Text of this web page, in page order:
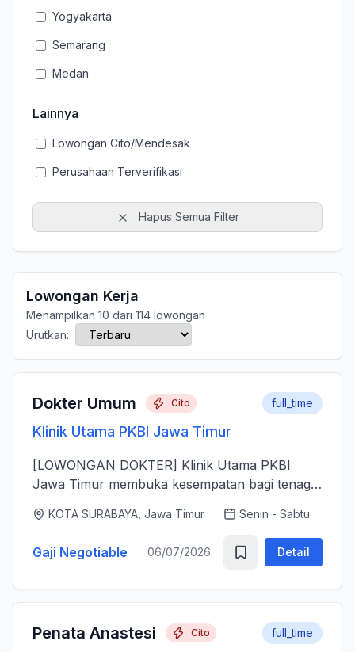
Yogyakarta
Semarang
Medan
Lainnya
Lowongan Cito/Mendesak
Perusahaan Terverifikasi
Hapus Semua Filter
Lowongan Kerja
Menampilkan 10 dari 114 lowongan
Urutkan:
Dokter Umum Cito
Klinik Utama PKBI Jawa Timur
full_time
[LOWONGAN DOKTER] Klinik Utama PKBI
Jawa Timur membuka kesempatan bagi tenaga
memberikan layanan kesehatan bagi
masyarakat. Kami mencari dokter yang memiliki
k...
KOTA SURABAYA, Jawa Timur Senin - Sabtu
Gaji Negotiable 06/07/2026 Detail
Penata Anastesi Cito full_time